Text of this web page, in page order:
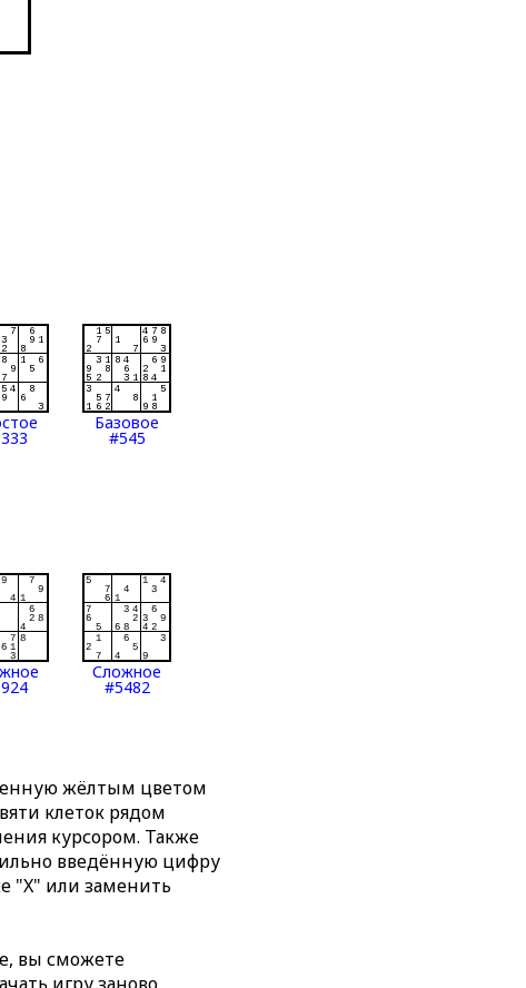
Базовое
#545
Сложное
#5482
жёлтым цветом
клеток рядом
курсором. Также
введённую цифру
"X" или заменить
вы сможете